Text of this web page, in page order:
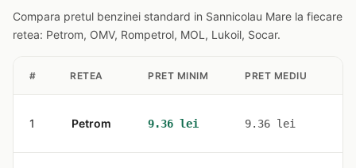
Compara pretul benzinei standard in Sannicolau Mare la fiecare
retea: Petrom, OMV, Rompetrol, MOL, Lukoil, Socar.
# RETEA PRET MINIM PRET MEDIU
1 Petrom 9.36 lei 9.36 lei